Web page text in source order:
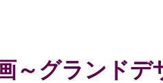
～グランドデ